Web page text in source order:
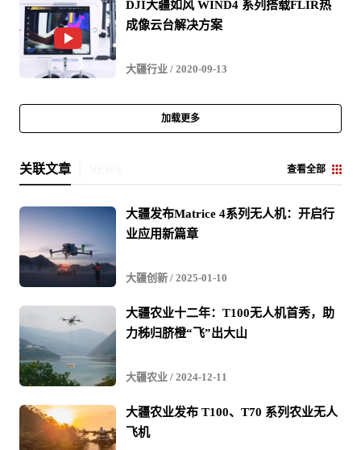
DJI大疆如风 WIND4 系列搭载FLIR热
成像云台解决方案
大疆行业 / 2020-09-13
加载更多
关联文章 查看全部
大疆发布Matrice 4系列无人机：开启行
业应用新篇章
大疆创新 / 2025-01-10
​大疆农业十二年：T100无人机首秀，助
力秭归脐橙“飞”出大山
大疆农业 / 2024-12-11
大疆农业发布 T100、T70 系列农业无人
飞机